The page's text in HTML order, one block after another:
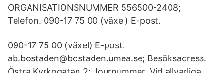
ORGANISATIONSNUMMER 556500-2408;
Telefon. 090-17 75 00 (växel) E-post.
090-17 75 00 (växel) E-post.
ab.bostaden@bostaden.umea.se; Besöksadress.